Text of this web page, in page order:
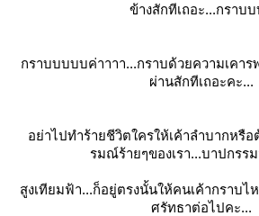
ข้างสักทีเถอะ...กราบ
กราบบบบบค่าาาา...กราบด้วยความเคา
ผ่านสักทีเถอะคะ...
อย่าไปทำร้ายชีวิตใครให้เค้าลำบากหรือ
รมณ์ร้ายๆของเรา...บาปกรร
สูงเทียมฟ้า...ก็อยู่ตรงนั้นให้คนเค้ากราบไ
ศรัทธาต่อไปคะ...